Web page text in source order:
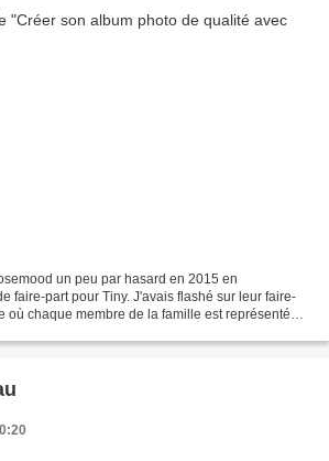
un peu par hasard en 2015 en
faire-part pour Tiny. J'avais flashé sur leur faire-
où chaque membre de la famille est représenté